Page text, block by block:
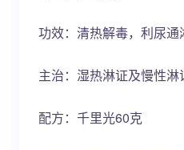
功效：清热解毒，利尿通
主治：湿热淋证及慢性淋
配方：千里光60克